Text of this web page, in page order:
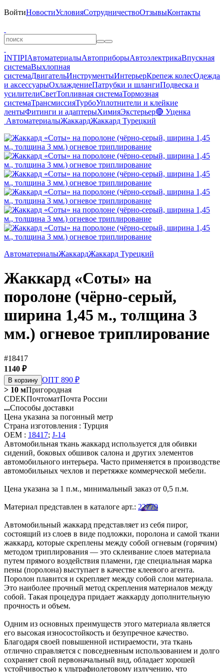
ВойтиНовостиУсловияСотрудничествоОтзывыКонтакты
INTIPIАвтоматериалыАвтоприборыАвтоэлектрикаВпускная
системаВыхлопная
системаДвигательИнструментыИнтерьерКрепеж колесОдежда
и аксессуарыОхлаждениеПатрубки и шлангиПодвеска и
усилителиСветТопливная системаТормозная
системаТрансмиссияТурбоУплотнители и клейкие
лентыФитинги и адаптерыХимияЭкстерьер🔴 Уценка
АвтоматериалыЖаккардЖаккард Турецкий
АвтоматериалыЖаккардЖаккард Турецкий
Жаккард «Соты» на
поролоне (чёрно-серый,
ширина 1,45 м., толщина 3
мм.) огневое триплирование
#18417
1140 ₽
В корзину ОПТ 890 ₽
> 10 мПригородная
CDEKПочтоматПочта России
...Способы доставки
Цена указана за погонный метр
Страна изготовления : Турция
OEM : 18417; J-14
Автомобильная ткань жаккард используется для обивки
сидений, боковых обшивок салона и других элементов
автомобильного интерьера. Часто применяется в производстве
автомобильных чехлов и перетяжке коммерческой мебели.
Цена указана за 1 п.м., минимальный заказ от 0,5 п.м.
Материал представлен в каталоге арт.: 22779
Автомобильный жаккард представляет из себя пирог,
состоящий из слоев в виде подложки, поролона и самой ткани
жаккард, которые скреплены между собой огневым (горячим)
методом триплирования — это склеивание слоев материала
путем прямого воздействия пламени, где специальная марка
пены (поролона) выступает в качестве клеевого агента.
Поролон плавится и скрепляет между собой слои материала.
Это наиболее прочный метод скрепления материалов между
собой. Такая процедура придает жаккарду дополнительную
прочность и объем.
Одним из основных преимуществ этого материала является
его высокая износостойкость и безупречное качество.
Благодаря своей повышенной истираемости, эта ткань
отлично справляется с повседневным использованием и долго
сохраняет свой первоначальный вид, обладает хорошей
устойчивостью к ультрафиолетовому излучению, что